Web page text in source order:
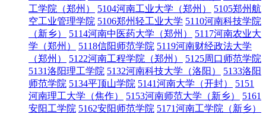
工学院（郑州）
5104河南工业大学（郑州）
5105郑州航
空工业管理学院 5106郑州轻工业大学 5110河南科技学院
（新乡）
5114河南中医药大学（郑州）
5117河南农业大
学（郑州）
5118信阳师范学院 5119河南财经政法大学
（郑州）
5122河南工程学院（郑州）
5125周口师范学院
5131洛阳理工学院 5132河南科技大学（洛阳）
5133洛阳
师范学院 5134平顶山学院 5141河南大学（开封）
5151
河南理工大学（焦作）
5153河南师范大学（新乡）
5161
安阳工学院 5162安阳师范学院 5171河南工学院（新乡）